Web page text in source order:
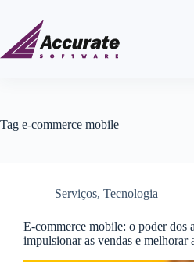
Tag e-commerce mobile
Serviços, Tecnologia
E-commerce mobile: o poder dos
impulsionar as vendas e melhorar